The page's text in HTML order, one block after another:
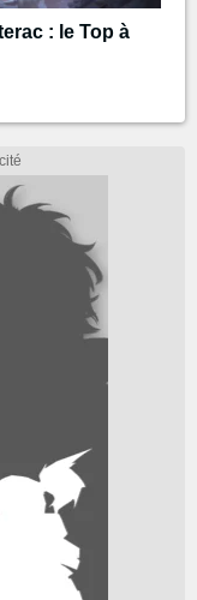
: le Top à